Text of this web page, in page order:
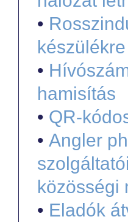
•
készülékre
•
hamisítás
• QR-
• Angler
közösségi
• Eladók